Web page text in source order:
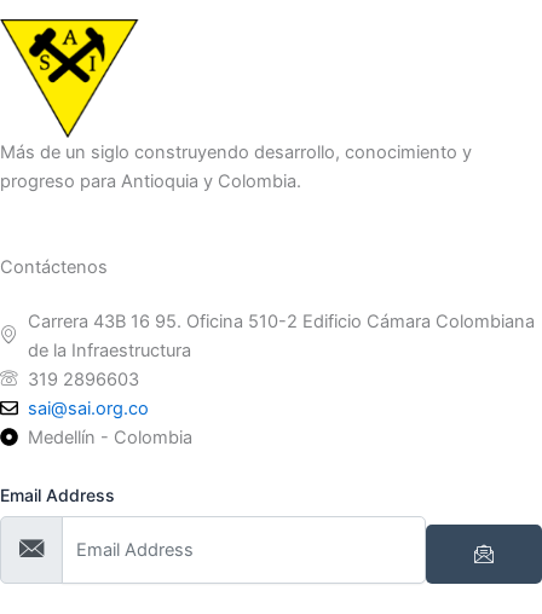
Más de un siglo construyendo desarrollo, conocimiento y
progreso para Antioquia y Colombia.
Contáctenos
Carrera 43B 16 95. Oficina 510-2 Edificio Cámara Colombiana
de la Infraestructura
319 2896603
sai@sai.org.co
Medellín - Colombia
Email Address